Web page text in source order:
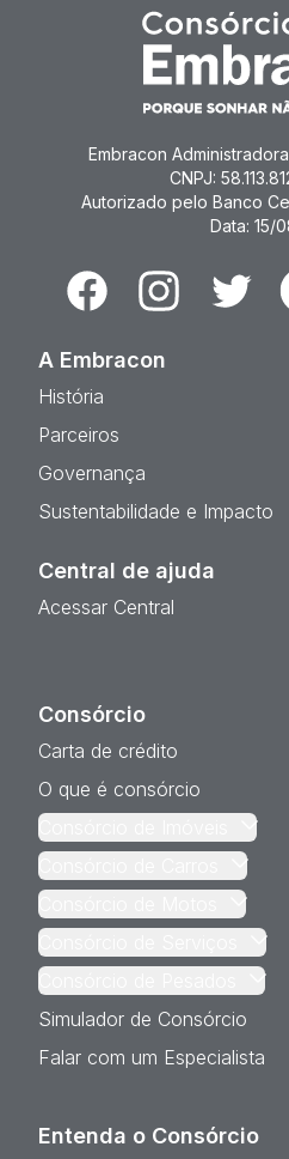
Embracon
CNPJ:
Autorizado pelo Banco
Data: 15/
FacebookInstagramTwitter
A Embracon
História
Parceiros
Governança
Sustentabilidade e Impacto
Central de ajuda
Acessar Central
Consórcio
Carta de crédito
O que é consórcio
Simulador de Consórcio
Falar com um Especialista
Entenda o Consórcio